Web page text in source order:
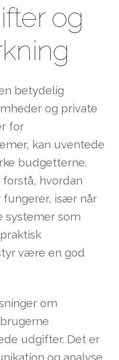
og
betydelig
og private
for
kan uventede
budgetterne.
hvordan
fungerer, især når
systemer som
være en god
om
udgifter. Det er
og analyse